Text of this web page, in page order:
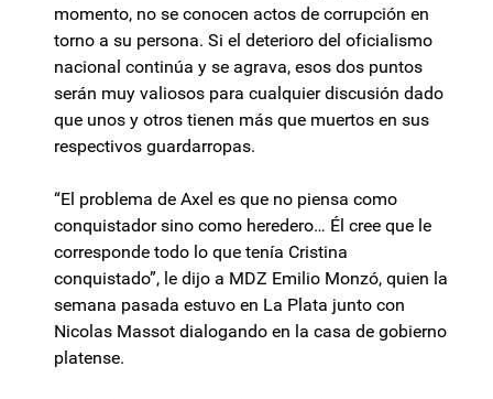
momento, no se conocen actos de corrupción en
torno a su persona. Si el deterioro del oficialismo
nacional continúa y se agrava, esos dos puntos
serán muy valiosos para cualquier discusión dado
que unos y otros tienen más que muertos en sus
respectivos guardarropas.
“El problema de Axel es que no piensa como
conquistador sino como heredero… Él cree que le
corresponde todo lo que tenía Cristina
conquistado”, le dijo a MDZ Emilio Monzó, quien la
semana pasada estuvo en La Plata junto con
Nicolas Massot dialogando en la casa de gobierno
platense.